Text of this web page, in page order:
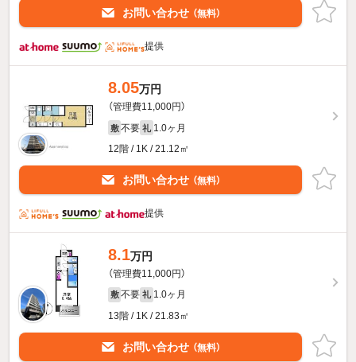
お問い合わせ （無料）
提供
8.05万円
（管理費11,000円）
敷 不要 礼 1.0ヶ月
12階 / 1K / 21.12㎡
お問い合わせ （無料）
提供
8.1万円
（管理費11,000円）
敷 不要 礼 1.0ヶ月
13階 / 1K / 21.83㎡
お問い合わせ （無料）